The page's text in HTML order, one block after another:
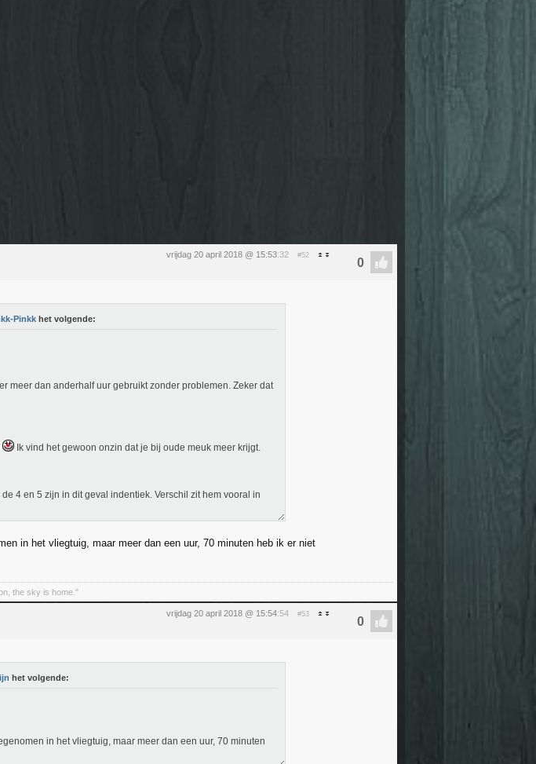
vrijdag 20 april 2018 @ 15:53:32 #52
Pinkk het volgende:
meer dan anderhalf uur gebruikt zonder problemen. Zeker dat
Ik vind het gewoon onzin dat je bij oude meuk meer krijgt.
4 en 5 zijn in dit geval indentiek. Verschil zit hem vooral in
in het vliegtuig, maar meer dan een uur, 70 minuten heb ik er niet
the sky is home."
vrijdag 20 april 2018 @ 15:54:54 #53
het volgende:
in het vliegtuig, maar meer dan een uur, 70 minuten